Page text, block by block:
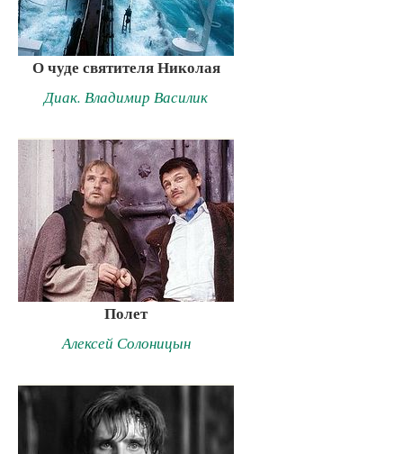
О чуде святителя Николая
Диак. Владимир Василик
Полет
Алексей Солоницын